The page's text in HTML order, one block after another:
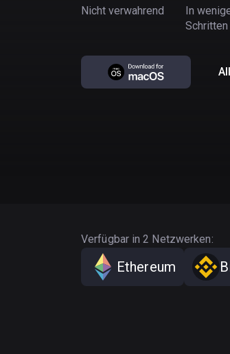
Nicht verwahrend
In
Schritten
Verfügbar in 2 Netzwerken:
Ethereum